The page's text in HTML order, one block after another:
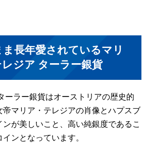
ま長年愛されているマリ
ジア ターラー銀貨
ーラー銀貨はオーストリアの歴史的
帝マリア・テレジアの肖像とハプスブ
が美しいこと、高い純銀度であるこ
ンとなっています。